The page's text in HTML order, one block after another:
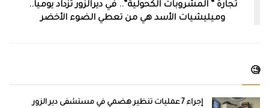
تجارة ” المشروبات الكحولية”.. في ديرالزور تزداد يومياً..
وميليشيات الأسد هي من تعطي الضوء الأخضر
🧐
إجراء 7 عمليات تنظير هضمي في مستشفى دير الزور